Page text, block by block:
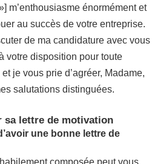
m’enthousiasme énormément et
au succès de votre entreprise.
de ma candidature avec vous
votre disposition pour toute
je vous prie d’agréer, Madame,
salutations distinguées.
sa lettre de motivation
une bonne lettre de
composée peut vous